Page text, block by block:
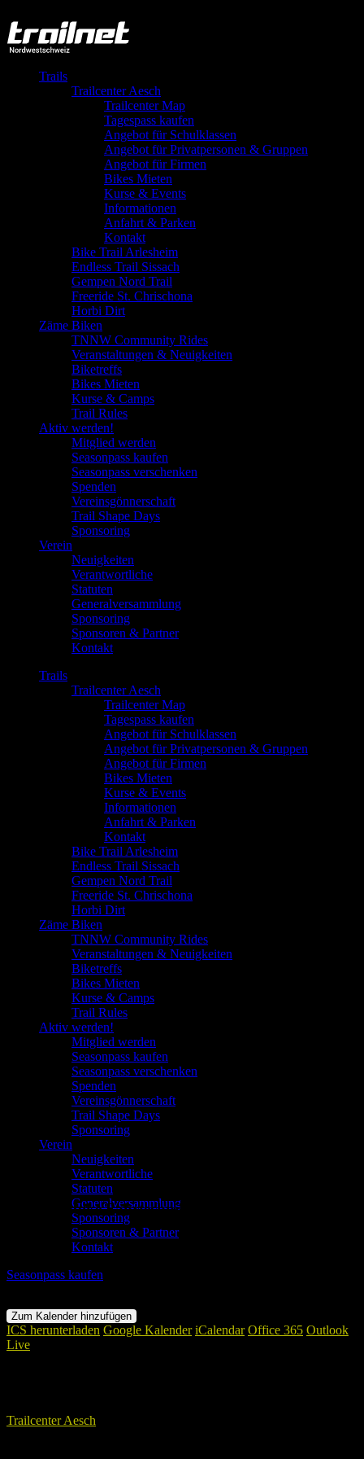
Trails
Trailcenter Aesch
Trailcenter Map
Tagespass kaufen
Angebot für Schulklassen
Angebot für Privatpersonen & Gruppen
Angebot für Firmen
Bikes Mieten
Kurse & Events
Informationen
Anfahrt & Parken
Kontakt
Bike Trail Arlesheim
Endless Trail Sissach
Gempen Nord Trail
Freeride St. Chrischona
Horbi Dirt
Zäme Biken
TNNW Community Rides
Veranstaltungen & Neuigkeiten
Biketreffs
Bikes Mieten
Kurse & Camps
Trail Rules
Aktiv werden!
Mitglied werden
Seasonpass kaufen
Seasonpass verschenken
Spenden
Vereinsgönnerschaft
Trail Shape Days
Sponsoring
Verein
Neuigkeiten
Verantwortliche
Statuten
Generalversammlung
Sponsoring
Sponsoren & Partner
Kontakt
Trails
Trailcenter Aesch
Trailcenter Map
Tagespass kaufen
Angebot für Schulklassen
Angebot für Privatpersonen & Gruppen
Angebot für Firmen
Bikes Mieten
Kurse & Events
Informationen
Anfahrt & Parken
Kontakt
Bike Trail Arlesheim
Endless Trail Sissach
Gempen Nord Trail
Freeride St. Chrischona
Horbi Dirt
Zäme Biken
TNNW Community Rides
Veranstaltungen & Neuigkeiten
Biketreffs
Bikes Mieten
Kurse & Camps
Trail Rules
Aktiv werden!
Mitglied werden
Seasonpass kaufen
Seasonpass verschenken
Spenden
Vereinsgönnerschaft
Trail Shape Days
Sponsoring
Verein
Neuigkeiten
Verantwortliche
Statuten
Generalversammlung
Sponsoring
Sponsoren & Partner
Kontakt
Seasonpass kaufen
Mountainbike Fahrtechnikkurs Springen Basiskurs
10. September 2025
Zum Kalender hinzufügen
ICS herunterladen Google Kalender iCalendar Office 365 Outlook
Live
Trailcenter Aesch